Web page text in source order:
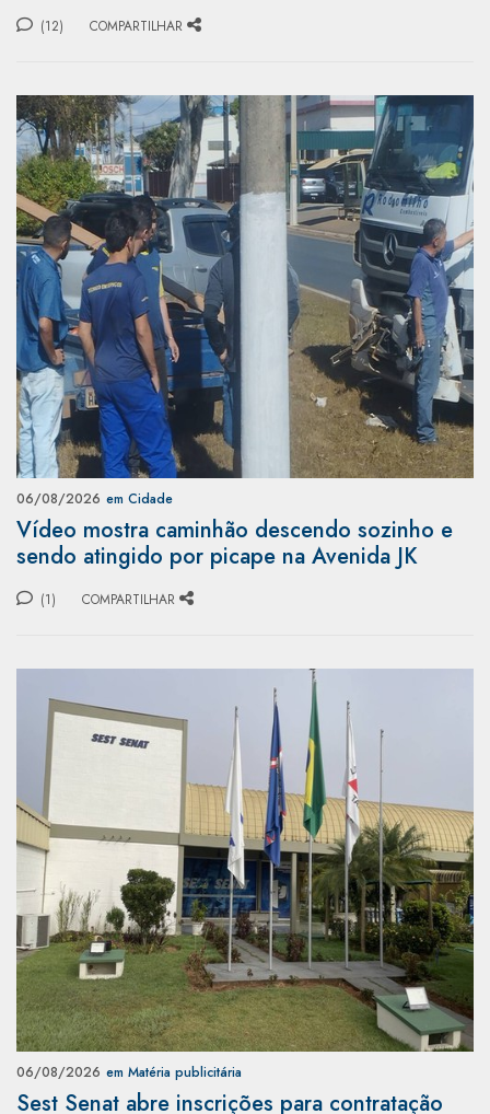
(12) COMPARTILHAR
06/08/2026 em Cidade
Vídeo mostra caminhão descendo sozinho e
sendo atingido por picape na Avenida JK
(1) COMPARTILHAR
06/08/2026 em Matéria publicitária
Sest Senat abre inscrições para contratação